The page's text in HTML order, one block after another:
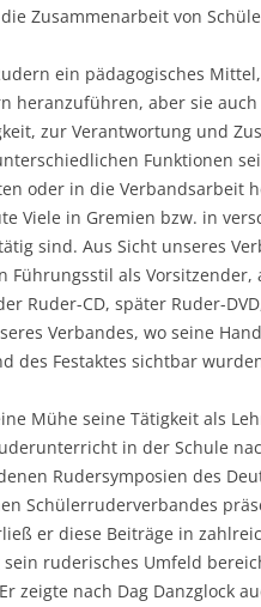
Zusammenarbeit von
ein pädagogisches
heranzuführen, aber sie
zur Verantwortung und
Funktionen
oder in die Verbandsarbeit
Viele in Gremien bzw. in
sind. Aus Sicht unseres
Führungsstil als
Ruder-CD, später Ruder-
Verbandes, wo seine
des Festaktes sichtbar
Mühe seine Tätigkeit als
in der Schule
Rudersymposien des
Schülerruderverbandes
er diese Beiträge in
sein ruderisches Umfeld
zeigte nach Dag Danzglock